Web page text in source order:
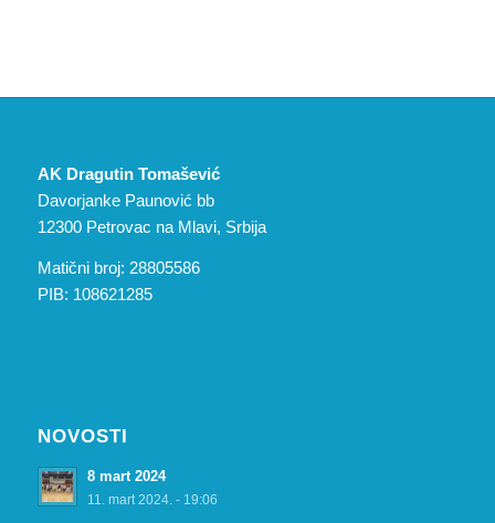
AK Dragutin Tomašević
Davorjanke Paunović bb
12300 Petrovac na Mlavi, Srbija
Matični broj: 28805586
PIB: 108621285
NOVOSTI
8 mart 2024
11. mart 2024. - 19:06